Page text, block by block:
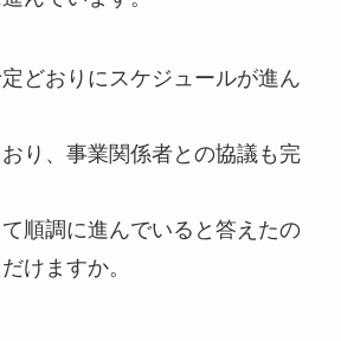
どおりにスケジュールが進ん
り、事業関係者との協議も完
順調に進んでいると答えたの
けますか。